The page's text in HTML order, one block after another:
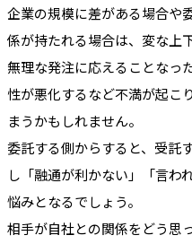
企業の規模に差がある場合や
係が持たれる場合は、変な上
無理な発注に応えることなっ
性が悪化するなど不満が起こ
まうかもしれません。
委託する側からすると、受託
し「融通が利かない」「言わ
悩みとなるでしょう。
相手が自社との関係をどう思